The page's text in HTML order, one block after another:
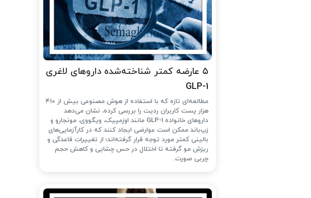
۵ عارضه کمتر شناخته‌شده داروهای لاغری
GLP-1
مطالعه‌ای تازه که با استفاده از هوش مصنوعی بیش از ۴۱۰
هزار پست کاربران ردیت را بررسی کرده، نشان می‌دهد
داروهای خانواده GLP-1 مانند اوزمپیک، ویگووی، مونجارو و
زپ‌باند ممکن است عوارضی ایجاد کنند که در کارآزمایی‌های
بالینی کمتر مورد توجه قرار گرفته‌اند؛ از تغییرات قاعدگی و
ریزش مو گرفته تا اختلال در حس چشایی و کاهش حجم
چربی صورت.